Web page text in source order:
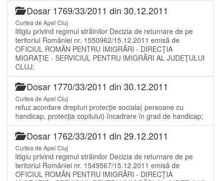
Dosar 1769/33/2011 din 30.12.2011
Curtea de Apel Cluj
litigiu privind regimul străinilor Decizia de returnare de pe
teritoriul României nr. 1550962/15.12.2011 emisă de
OFICIUL ROMÂN PENTRU IMIGRĂRI - DIRECŢIA
MIGRAŢIE - SERVICIUL PENTRU IMIGRĂRI AL JUDEŢULUI
CLUJ;
Dosar 1770/33/2011 din 30.12.2011
Curtea de Apel Cluj
refuz acordare drepturi protecţie sociala( persoane cu
handicap, protecţia copilului) încadrare în grad de handicap;
Dosar 1762/33/2011 din 29.12.2011
Curtea de Apel Cluj
litigiu privind regimul străinilor Decizia de returnare de pe
teritoriul României nr. 1549567/15.12.2011 emisă de
OFICIUL ROMÂN PENTRU IMIGRĂRI - DIRECŢIA